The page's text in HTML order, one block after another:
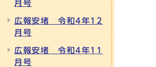
月号
広報安堵 令和4年12
月号
広報安堵 令和4年11
月号